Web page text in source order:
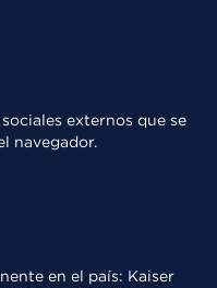
externos que se
navegador.
en el país: Kaiser